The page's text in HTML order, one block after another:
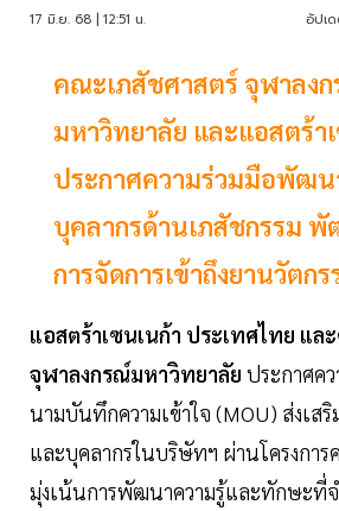
17 มิ.ย. 68 | 12:51 น. อัปเ
คณะเภสัชศาสตร์ จุฬาลง
มหาวิทยาลัย และแอสตร้า
ประกาศความร่วมมือพัฒ
บุคลากรด้านเภสัชกรรม
การจัดการเข้าถึงยานวัตกร
แอสตร้าเซนเนก้า ประเทศไทย แล
จุฬาลงกรณ์มหาวิทยาลัย ประกาศคว
นามบันทึกความเข้าใจ (MOU) ส่งเส
และบุคลากรในบริษัทฯ ผ่านโครงการ
มุ่งเน้นการพัฒนาความรู้และทักษะที่